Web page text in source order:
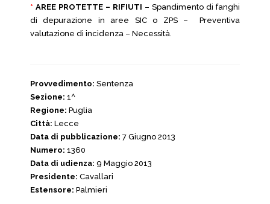
* AREE PROTETTE – RIFIUTI – Spandimento di fanghi
di depurazione in aree SIC o ZPS – Preventiva
valutazione di incidenza – Necessità.
Provvedimento: Sentenza
Sezione: 1^
Regione: Puglia
Città: Lecce
Data di pubblicazione: 7 Giugno 2013
Numero: 1360
Data di udienza: 9 Maggio 2013
Presidente: Cavallari
Estensore: Palmieri